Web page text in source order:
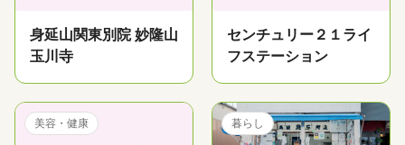
身延山関東別院 妙隆山
玉川寺
センチュリー２１ライ
フステーション
美容・健康 暮らし